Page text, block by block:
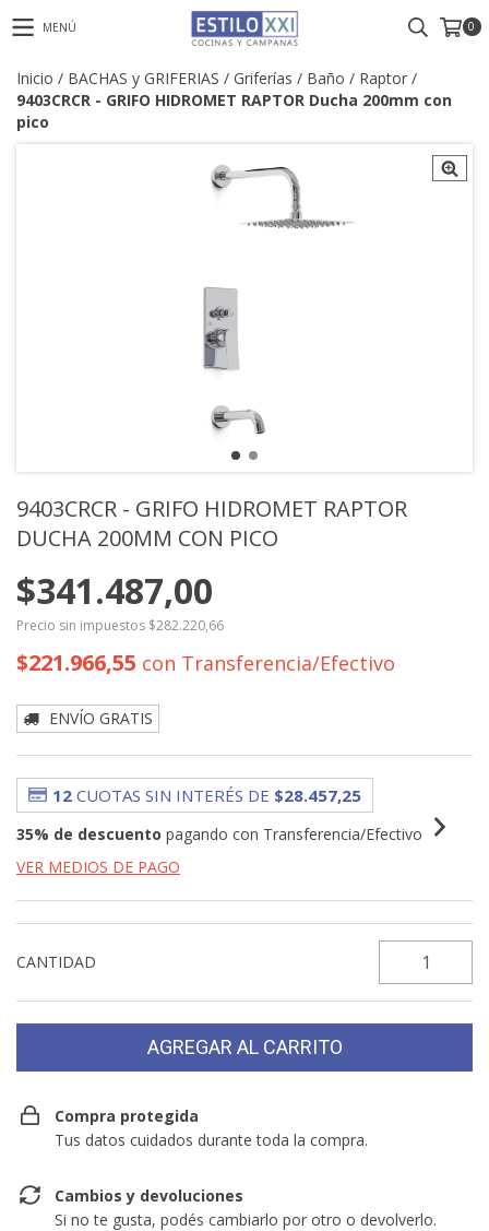
MENÚ 0
Inicio / BACHAS y GRIFERIAS / Griferías / Baño / Raptor /
9403CRCR - GRIFO HIDROMET RAPTOR Ducha 200mm con
pico
9403CRCR - GRIFO HIDROMET RAPTOR
DUCHA 200MM CON PICO
$341.487,00
Precio sin impuestos $282.220,66
$221.966,55 con Transferencia/Efectivo
ENVÍO GRATIS
12 CUOTAS SIN INTERÉS DE $28.457,25
35% de descuento pagando con Transferencia/Efectivo
VER MEDIOS DE PAGO
CANTIDAD
Compra protegida
Tus datos cuidados durante toda la compra.
Cambios y devoluciones
Si no te gusta, podés cambiarlo por otro o devolverlo.